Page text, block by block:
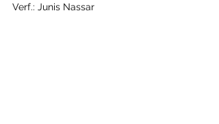
Verf.: Junis Nassar